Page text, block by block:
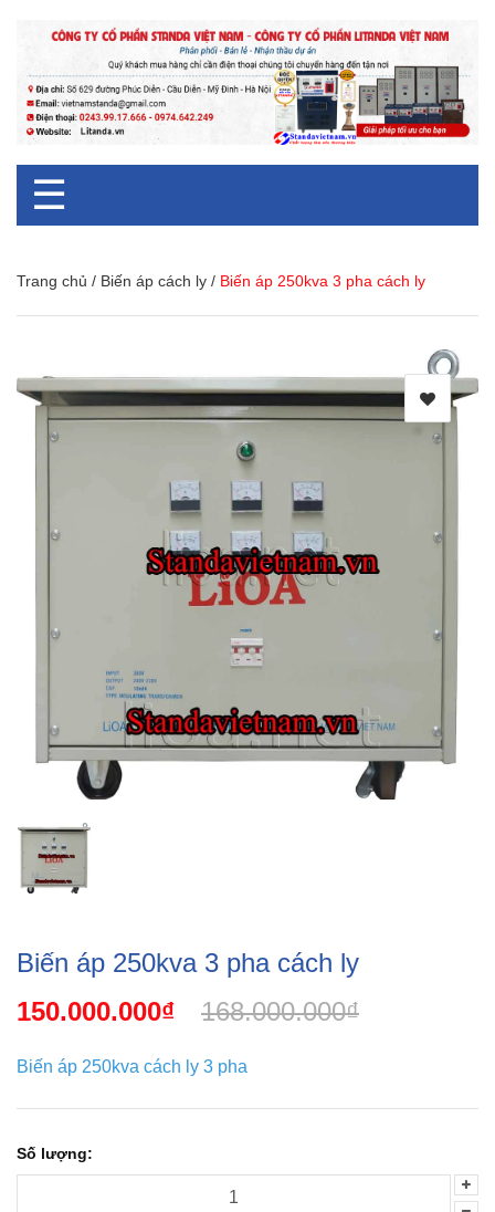
☰
Trang chủ / Biến áp cách ly / Biến áp 250kva 3 pha cách ly
Biến áp 250kva 3 pha cách ly
150.000.000₫
168.000.000₫
Biến áp 250kva cách ly 3 pha
Số lượng: